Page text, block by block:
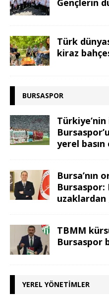
Gençlerin
Türk
kiraz
BURSASPOR
yerel
Bursa’nın
Bursaspor:
uzaklardan
TBMM
Bursaspor
YEREL YÖNETIMLER